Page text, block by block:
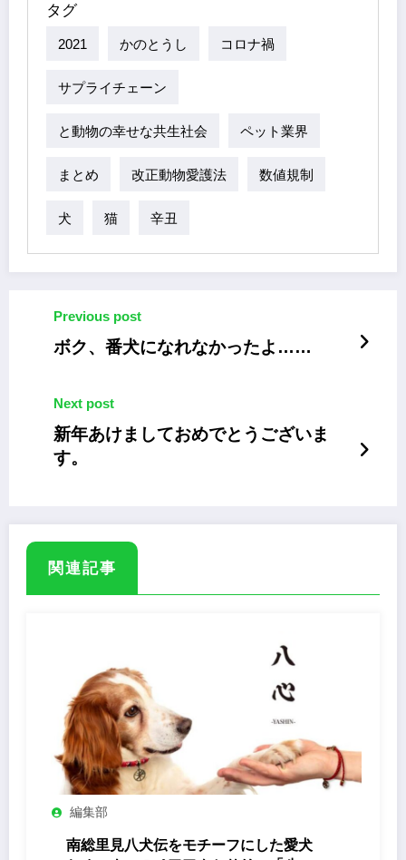
タグ
2021 かのとうし コロナ禍
サプライチェーン
と動物の幸せな共生社会 ペット業界
まとめ 改正動物愛護法 数値規制
犬 猫 辛丑
Previous post
ボク、番犬になれなかったよ……
Next post
新年あけましておめでとうございま
す。
関連記事
編集部
南総里見八犬伝をモチーフにした愛犬